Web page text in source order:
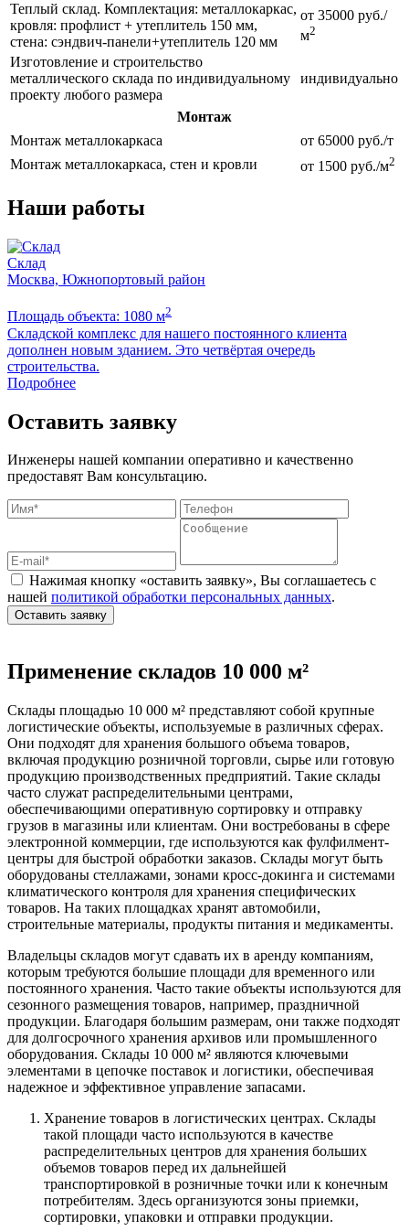
Теплый склад. Комплектация: металлокаркас,
кровля: профлист + утеплитель 150 мм,
стена: сэндвич-панели+утеплитель 120 мм
от 35000 руб./
м2
Изготовление и строительство
металлического склада по индивидуальному
проекту любого размера
индивидуально
Монтаж
Монтаж металлокаркаса
от 65000 руб./т
Монтаж металлокаркаса, стен и кровли
от 1500 руб./м2
Наши работы
Склад
Москва, Южнопортовый район
Площадь объекта: 1080 м2
Складской комплекс для нашего постоянного клиента
дополнен новым зданием. Это четвёртая очередь
строительства.
Подробнее
Оставить заявку
Инженеры нашей компании оперативно и качественно
предоставят Вам консультацию.
Нажимая кнопку «оставить заявку», Вы соглашаетесь с
нашей политикой обработки персональных данных.
Оставить заявку
Применение складов 10 000 м²
Склады площадью 10 000 м² представляют собой крупные
логистические объекты, используемые в различных сферах.
Они подходят для хранения большого объема товаров,
включая продукцию розничной торговли, сырье или готовую
продукцию производственных предприятий. Такие склады
часто служат распределительными центрами,
обеспечивающими оперативную сортировку и отправку
грузов в магазины или клиентам. Они востребованы в сфере
электронной коммерции, где используются как фулфилмент-
центры для быстрой обработки заказов. Склады могут быть
оборудованы стеллажами, зонами кросс-докинга и системами
климатического контроля для хранения специфических
товаров. На таких площадках хранят автомобили,
строительные материалы, продукты питания и медикаменты.
Владельцы складов могут сдавать их в аренду компаниям,
которым требуются большие площади для временного или
постоянного хранения. Часто такие объекты используются для
сезонного размещения товаров, например, праздничной
продукции. Благодаря большим размерам, они также подходят
для долгосрочного хранения архивов или промышленного
оборудования. Склады 10 000 м² являются ключевыми
элементами в цепочке поставок и логистики, обеспечивая
надежное и эффективное управление запасами.
Хранение товаров в логистических центрах. Склады
такой площади часто используются в качестве
распределительных центров для хранения больших
объемов товаров перед их дальнейшей
транспортировкой в розничные точки или к конечным
потребителям. Здесь организуются зоны приемки,
сортировки, упаковки и отправки продукции.